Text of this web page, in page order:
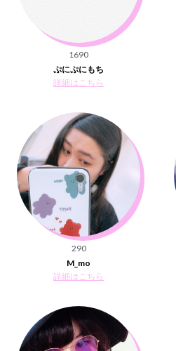
1690
ぷにぷにもち
詳細はこちら
290
M_mo
詳細はこちら